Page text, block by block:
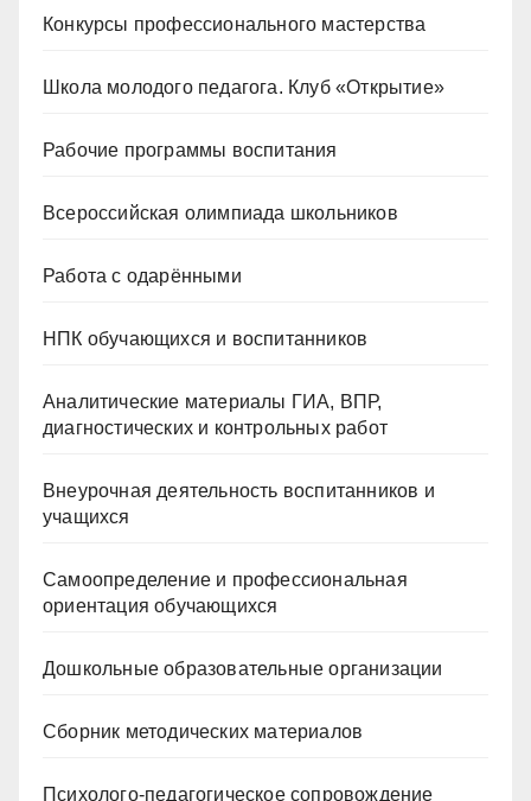
Конкурсы профессионального мастерства
Школа молодого педагога. Клуб «Открытие»
Рабочие программы воспитания
Всероссийская олимпиада школьников
Работа с одарёнными
НПК обучающихся и воспитанников
Аналитические материалы ГИА, ВПР,
диагностических и контрольных работ
Внеурочная деятельность воспитанников и
учащихся
Самоопределение и профессиональная
ориентация обучающихся
Дошкольные образовательные организации
Сборник методических материалов
Психолого-педагогическое сопровождение